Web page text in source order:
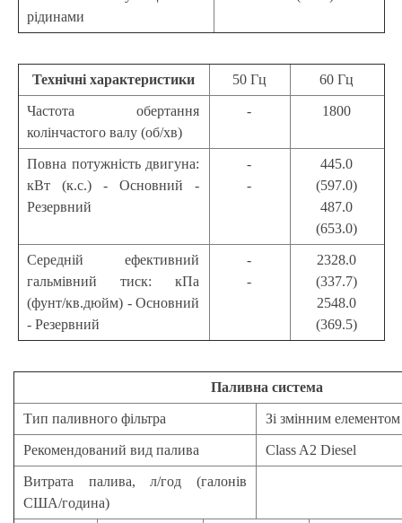
рідинами
Технічні характеристики 50 Гц 60 Гц
Частота обертання
колінчастого валу (об/хв)
- 1800
Повна потужність двигуна:
кВт (к.с.) - Основний -
Резервний
-
-
445.0
(597.0)
487.0
(653.0)
Середній ефективний
гальмівний тиск: кПа
(фунт/кв.дюйм) - Основний
- Резервний
-
-
2328.0
(337.7)
2548.0
(369.5)
Паливна система
Тип паливного фільтра Зі змінним елементом
Рекомендований вид палива Class A2 Diesel
Витрата палива, л/год (галонів
США/година)